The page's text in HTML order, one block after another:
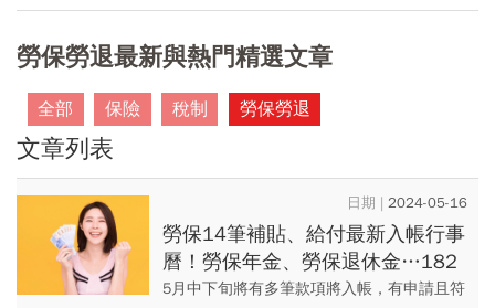
勞保勞退最新與熱門精選文章
全部 保險 稅制 勞保勞退
文章列表
2024-05-16
勞保14筆補貼、給付最新入帳行事
曆！勞保年金、勞保退休金…182
萬人這天超開心，平均領1.8萬
5月中下旬將有多筆款項將入帳，有申請且符